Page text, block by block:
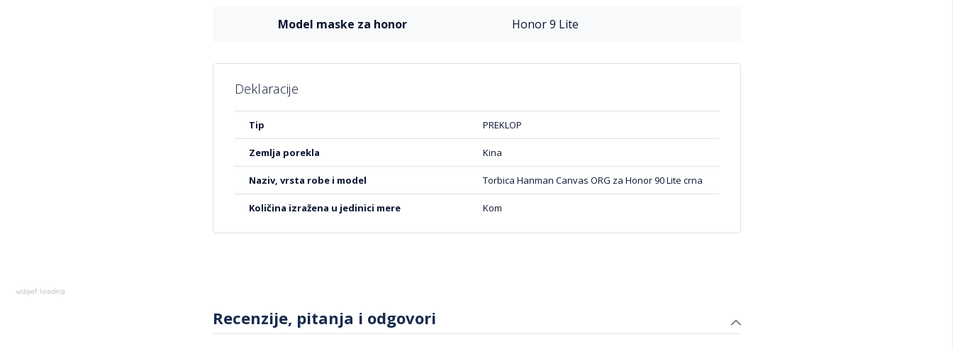
model maske za honor Honor 9 Lite
Deklaracije
informacija
tip PREKLOP
zemlja porekla Kina
naziv, vrsta robe i model Torbica Hanman Canvas ORG za Honor 90 Lite crna
količina izražena u jedinici mere Kom
Recenzije, pitanja i odgovori